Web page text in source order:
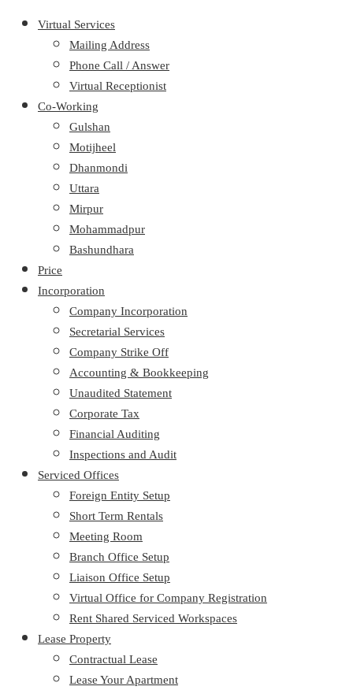
Virtual Services
Mailing Address
Phone Call / Answer
Virtual Receptionist
Co-Working
Gulshan
Motijheel
Dhanmondi
Uttara
Mirpur
Mohammadpur
Bashundhara
Price
Incorporation
Company Incorporation
Secretarial Services
Company Strike Off
Accounting & Bookkeeping
Unaudited Statement
Corporate Tax
Financial Auditing
Inspections and Audit
Serviced Offices
Foreign Entity Setup
Short Term Rentals
Meeting Room
Branch Office Setup
Liaison Office Setup
Virtual Office for Company Registration
Rent Shared Serviced Workspaces
Lease Property
Contractual Lease
Lease Your Apartment